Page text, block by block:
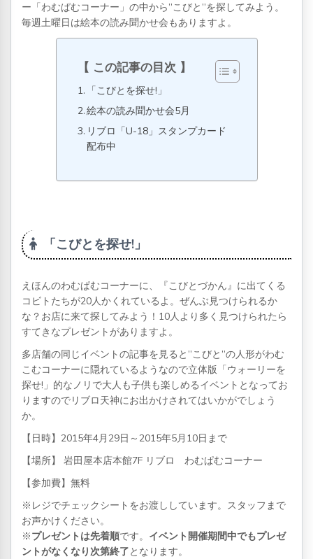
ー「わむぱむコーナー」の中から”こびと”を探してみよう。
毎週土曜日は絵本の読み聞かせ会もありますよ。
この記事の目次
「こびとを探せ!」
絵本の読み聞かせ会5月
リブロ「U-18」スタンプカード
配布中
「こびとを探せ!」
えほんのわむぱむコーナーに、『こびとづかん』に出てくる
コビトたちが20人かくれているよ。ぜんぶ見つけられるか
な？お店に来て探してみよう！ 10人より多く見つけられたら
すてきなプレゼントがありますよ。
多店舗の同じイベントの記事を見ると”こびと”の人形がわむ
こむコーナーに隠れているようなので立体版「ウォーリーを
探せ!」的なノリで大人も子供も楽しめるイベントとなってお
りますのでリブロ天神にお出かけされてはいかがでしょう
か。
【日時】2015年4月29日～2015年5月10日まで
【場所】 岩田屋本店本館7F リブロ わむぱむコーナー
【参加費】無料
※レジでチェックシートをお渡ししています。スタッフまで
お声かけください。
※プレゼントは先着順です。 イベント開催期間中でもプレゼ
ントがなくなり次第終了となります。